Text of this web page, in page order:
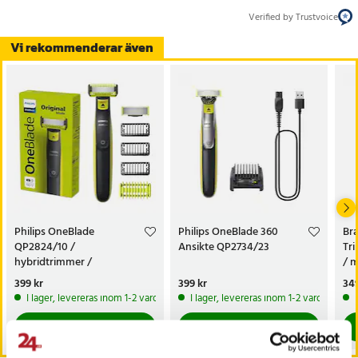
Vi rekommenderar även
Philips OneBlade
QP2824/10 /
hybridtrimmer /
skäggtrimmer / elektrisk
rakapparat
Pris:399 kr
399 kr
I lager, levereras inom 1-2 vardagar
Philips OneBlade 360
Ansikte QP2734/23
Pris:399 kr
399 kr
I lager, levereras inom 1-2 vardagar
/
Verified by Trustvoice